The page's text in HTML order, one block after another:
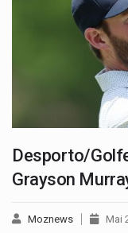
Desporto/
Grayson
Moznews Mai